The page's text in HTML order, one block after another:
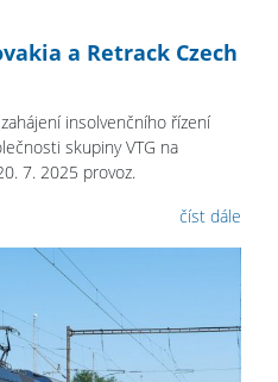
a Retrack Czech
insolvenčního řízení
skupiny VTG na
7. 2025 provoz.
číst dále